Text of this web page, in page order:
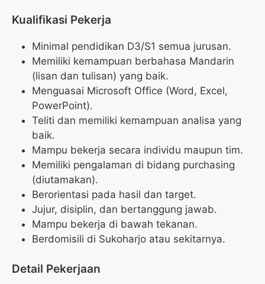
Kualifikasi Pekerja
Minimal pendidikan D3/S1 semua jurusan.
Memiliki kemampuan berbahasa Mandarin
(lisan dan tulisan) yang baik.
Menguasai Microsoft Office (Word, Excel,
PowerPoint).
Teliti dan memiliki kemampuan analisa yang
baik.
Mampu bekerja secara individu maupun tim.
Memiliki pengalaman di bidang purchasing
(diutamakan).
Berorientasi pada hasil dan target.
Jujur, disiplin, dan bertanggung jawab.
Mampu bekerja di bawah tekanan.
Berdomisili di Sukoharjo atau sekitarnya.
Detail Pekerjaan